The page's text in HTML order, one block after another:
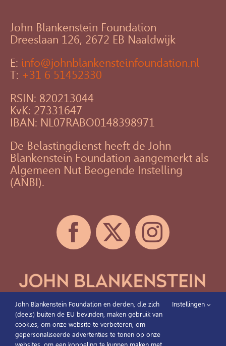
John Blankenstein Foundation
Dreeslaan 126, 2672 EB Naaldwijk
E: info@johnblankensteinfoundation.nl
T: +31 6 51452330
RSIN: 820213044
KvK: 27331647
IBAN: NL07RABO0148398971
De Belastingdienst heeft de John
Blankenstein Foundation aangemerkt als
Algemeen Nut Beogende Instelling
(ANBI).
John Blankenstein Foundation en derden, die zich
(deels) buiten de EU bevinden, maken gebruik van
cookies, om onze website te verbeteren, om
gepersonaliseerde advertenties te tonen op onze
Instellingen